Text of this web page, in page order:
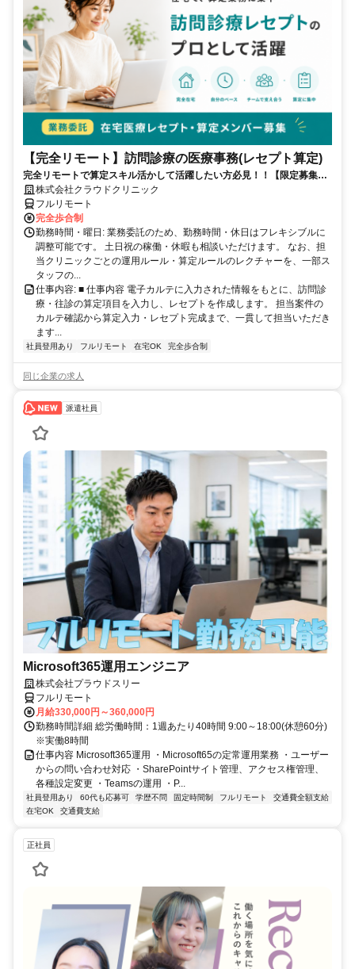
【完全リモート】訪問診療の医療事務(レセプト算定)
完全リモートで算定スキル活かして活躍したい方必見！！【限定募集】
完全リモート｜在宅医療レセプト算定（成果報酬型／業務委託）
株式会社クラウドクリニック
フルリモート
完全歩合制
勤務時間・曜日: 業務委託のため、勤務時間・休日はフレキシブルに
調整可能です。 土日祝の稼働・休暇も相談いただけます。 なお、担
当クリニックごとの運用ルール・算定ルールのレクチャーを、一部ス
タッフの...
仕事内容: ■ 仕事内容 電子カルテに入力された情報をもとに、訪問診
療・往診の算定項目を入力し、レセプトを作成します。 担当案件の
カルテ確認から算定入力・レセプト完成まで、一貫して担当いただき
ます...
社員登用あり フルリモート 在宅OK 完全歩合制
同じ企業の求人
派遣社員
Microsoft365運用エンジニア
株式会社プラウドスリー
フルリモート
月給330,000円～360,000円
勤務時間詳細 総労働時間：1週あたり40時間 9:00～18:00(休憩60分)
※実働8時間
仕事内容 Microsoft365運用 ・Microsoft65の定常運用業務 ・ユーザー
からの問い合わせ対応 ・SharePointサイト管理、アクセス権管理、
各種設定変更 ・Teamsの運用 ・P...
社員登用あり 60代も応募可 学歴不問 固定時間制 フルリモート
交通費全額支給
在宅OK
交通費支給
正社員